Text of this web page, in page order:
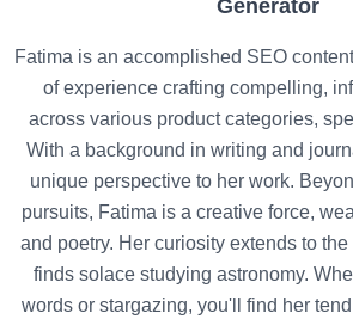
Generator
Fatima is an accomplished SEO
of experience crafting compelling,
across various product categories,
With a background in writing and
unique perspective to her work.
pursuits, Fatima is a creative force,
and poetry. Her curiosity extends to
finds solace studying astronomy.
words or stargazing, you'll find her